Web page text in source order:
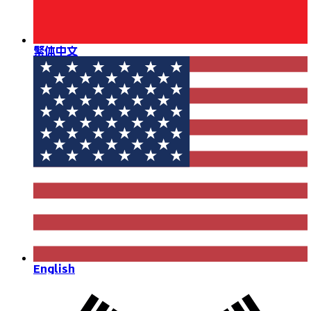
繁体中文
English